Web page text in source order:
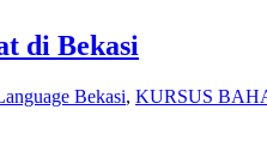
di Bekasi
Bekasi, KURSUS